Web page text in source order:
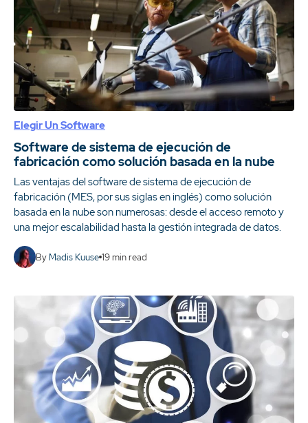
Elegir Un Software
Software de sistema de ejecución de
fabricación como solución basada en la nube
Las ventajas del software de sistema de ejecución de
fabricación (MES, por sus siglas en inglés) como solución
basada en la nube son numerosas: desde el acceso remoto y
una mejor escalabilidad hasta la gestión integrada de datos.
By Madis Kuuse 19min read